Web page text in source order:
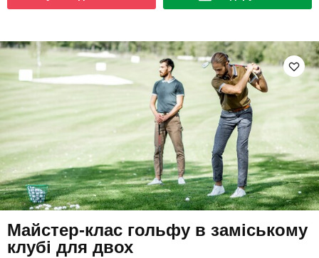
Майстер-клас гольфу в заміському
клубі для двох